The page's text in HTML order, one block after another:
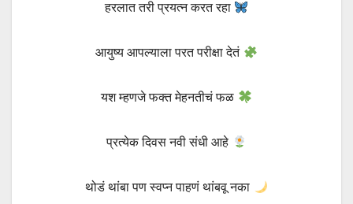
हरलात तरी प्रयत्न करत रहा
आयुष्य आपल्याला परत परीक्षा देतं
यश म्हणजे फक्त मेहनतीचं फळ
प्रत्येक दिवस नवी संधी आहे
थोडं थांबा पण स्वप्न पाहणं थांबवू नका